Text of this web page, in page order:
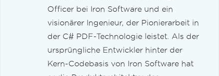
Officer bei Iron Software und ein
visionärer Ingenieur, der Pionierarbeit in
der C# PDF-Technologie leistet. Als der
ursprüngliche Entwickler hinter der
Kern-Codebasis von Iron Software hat